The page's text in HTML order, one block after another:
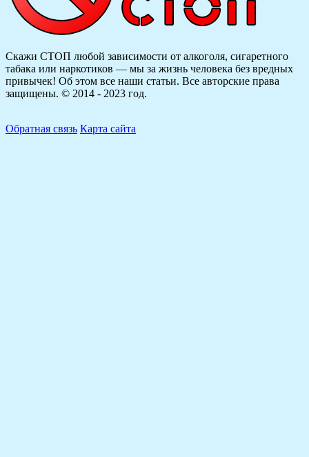
Скажи СТОП любой зависимости от алкоголя, сигаретного
табака или наркотиков — мы за жизнь человека без вредных
привычек! Об этом все наши статьи. Все авторские права
защищены. © 2014 - 2023 год.
Обратная связь Карта сайта